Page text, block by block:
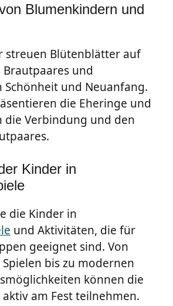
Blumenkindern und
streuen Blütenblätter auf
Brautpaares und
Schönheit und Neuanfang.
die Eheringe und
die Verbindung und den
Kinder in
die Kinder in
und Aktivitäten, die für
geeignet sind. Von
bis zu modernen
können die
am Fest teilnehmen.